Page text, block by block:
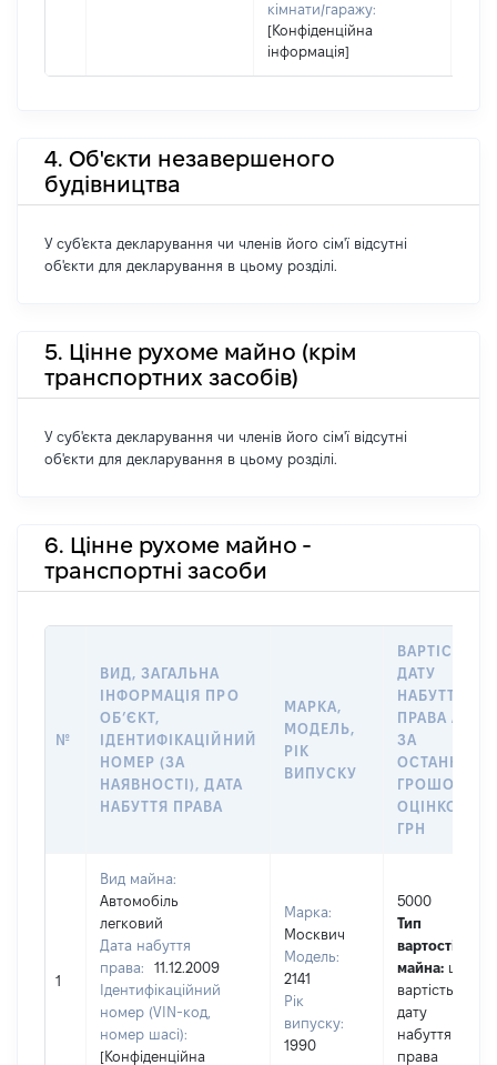
кімнати/гаражу:
[Конфіденційна
інформація]
4. Об'єкти незавершеного
будівництва
У суб'єкта декларування чи членів його сім'ї відсутні
об'єкти для декларування в цьому розділі.
5. Цінне рухоме майно (крім
транспортних засобів)
У суб'єкта декларування чи членів його сім'ї відсутні
об'єкти для декларування в цьому розділі.
6. Цінне рухоме майно -
транспортні засоби
№
ВИД, ЗАГАЛЬНА
ІНФОРМАЦІЯ ПРО
ОБʼЄКТ,
ІДЕНТИФІКАЦІЙНИЙ
НОМЕР (ЗА
НАЯВНОСТІ), ДАТА
НАБУТТЯ ПРАВА
МАРКА,
МОДЕЛЬ,
РІК
ВИПУСКУ
ВАРТІСТЬ НА
ДАТУ
НАБУТТЯ
ПРАВА АБО
ЗА
ГРОШОВОЮ
ОЦІНКОЮ,
ГРН
1
Вид майна:
Автомобіль
легковий
Дата набуття
права:
11.12.2009
Ідентифікаційний
номер (VIN-код,
номер шасі):
[Конфіденційна
Марка:
Москвич
Модель:
2141
Рік
випуску:
1990
5000
Тип
вартості
майна: це
вартість на
дату
набуття
права